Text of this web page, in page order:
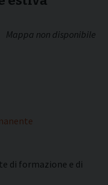
Mappa non disponibile
di formazione e di